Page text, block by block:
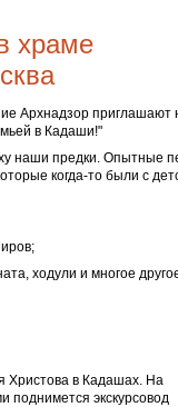
храме
Архнадзор приглашают
в Кадаши!"
наши предки. Опытные
когда-то были с
ходули и многое
Христова в Кадашах. На
поднимется экскурсовод